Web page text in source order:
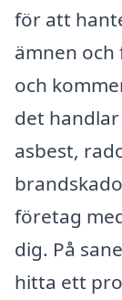
för att
ämnen
och
det
asbest,
företag
dig. På
hitta ett